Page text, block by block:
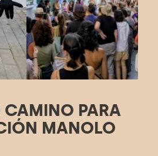
CAMINO PARA
MANOLO